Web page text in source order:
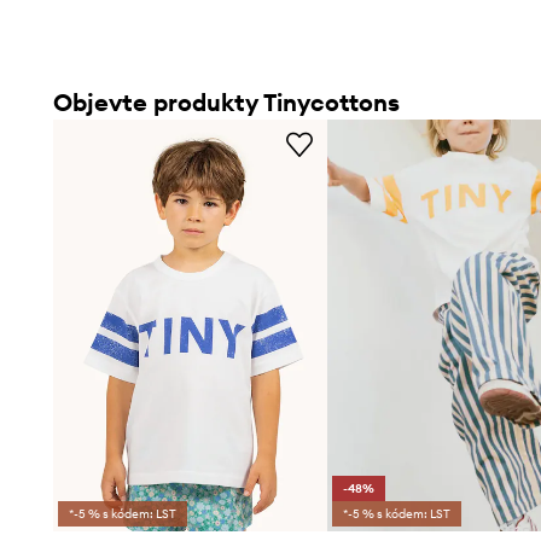
Objevte produkty Tinycottons
*-5 % s kódem: LST
-48%
*-5 % s kódem: LST